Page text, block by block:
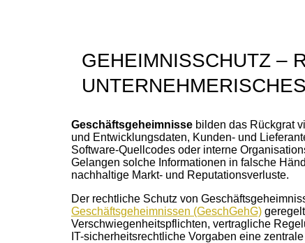
GEHEIMNISSCHUTZ –
Geschäftsgeheimnisse bilden das Rückgrat
und Entwicklungsdaten, Kunden- und
Software-Quellcodes oder interne
Gelangen solche Informationen in falsche
nachhaltige Markt- und Reputationsverluste.
Der rechtliche Schutz von
Geschäftsgeheimnissen (GeschGehG)
Verschwiegenheitspflichten, vertragliche
IT-sicherheitsrechtliche Vorgaben eine